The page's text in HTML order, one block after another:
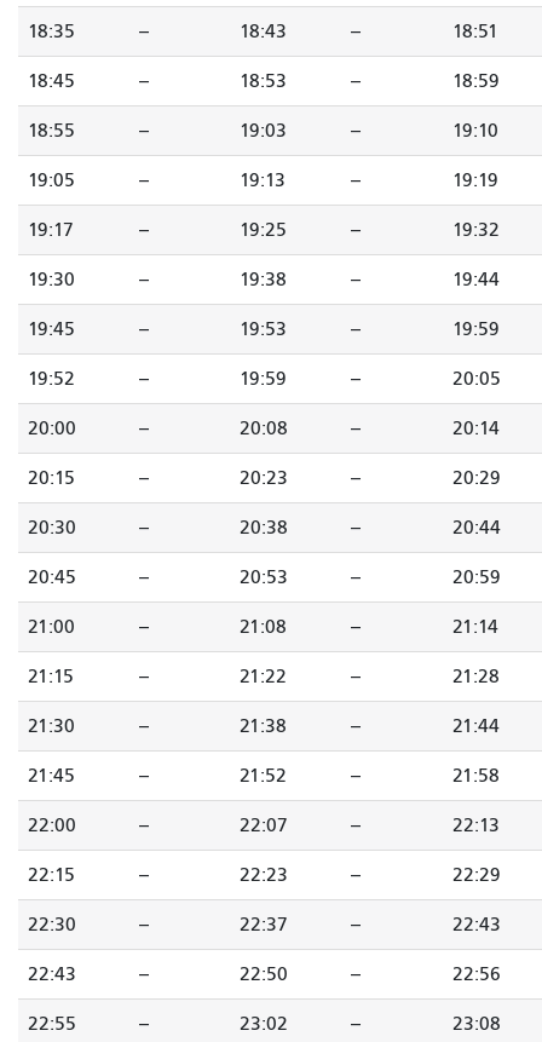
18:35 -- 18:43 -- 18:51
18:45 -- 18:53 -- 18:59
18:55 -- 19:03 -- 19:10
19:05 -- 19:13 -- 19:19
19:17 -- 19:25 -- 19:32
19:30 -- 19:38 -- 19:44
19:45 -- 19:53 -- 19:59
19:52 -- 19:59 -- 20:05
20:00 -- 20:08 -- 20:14
20:15 -- 20:23 -- 20:29
20:30 -- 20:38 -- 20:44
20:45 -- 20:53 -- 20:59
21:00 -- 21:08 -- 21:14
21:15 -- 21:22 -- 21:28
21:30 -- 21:38 -- 21:44
21:45 -- 21:52 -- 21:58
22:00 -- 22:07 -- 22:13
22:15 -- 22:23 -- 22:29
22:30 -- 22:37 -- 22:43
22:43 -- 22:50 -- 22:56
22:55 -- 23:02 -- 23:08